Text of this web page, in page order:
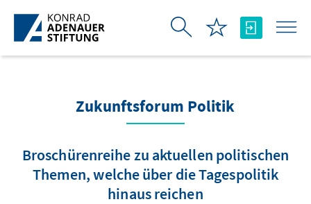
Skip to Main Content
Zukunftsforum Politik
Broschürenreihe zu aktuellen politischen
Themen, welche über die Tagespolitik
hinaus reichen